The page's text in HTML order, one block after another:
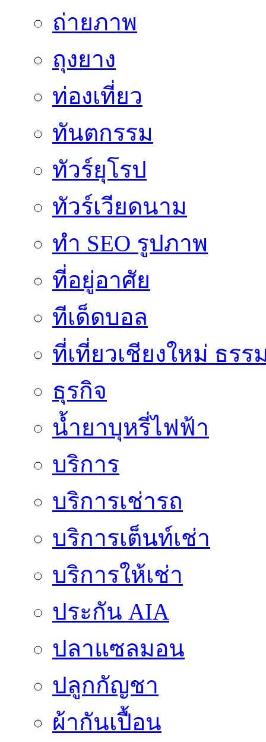
ถ่ายภาพ
ถุงยาง
ท่องเที่ยว
ทันตกรรม
ทัวร์ยุโรป
ทัวร์เวียดนาม
ทำ SEO รูปภาพ
ที่อยู่อาศัย
ทีเด็ดบอล
ที่เที่ยวเชียงใหม่ ธรร
ธุรกิจ
น้ำยาบุหรี่ไฟฟ้า
บริการ
บริการเช่ารถ
บริการเต็นท์เช่า
บริการให้เช่า
ประกัน AIA
ปลาแซลมอน
ปลูกกัญชา
ผ้ากันเปื้อน